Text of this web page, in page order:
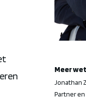
Meer
Jonathan
Partner